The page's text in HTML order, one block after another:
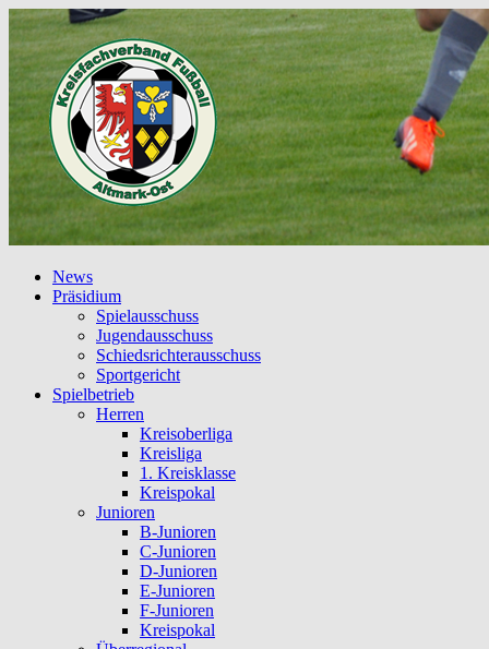
News
Präsidium
Spielausschuss
Jugendausschuss
Schiedsrichterausschuss
Sportgericht
Spielbetrieb
Herren
Kreisoberliga
Kreisliga
1. Kreisklasse
Kreispokal
Junioren
B-Junioren
C-Junioren
D-Junioren
E-Junioren
F-Junioren
Kreispokal